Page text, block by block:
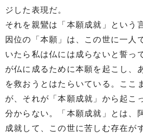
ジした表現だ。
それを親鸞は「本願成就」という
因位の「本願」は、この世に一人
いたら私は仏には成らないと誓っ
が仏に成るために本願を起こし、
を救おうとはたらいている。ここ
が、それが「本願成就」から起こ
分からない。「本願成就」とは、
成就して、この世に苦しむ存在が